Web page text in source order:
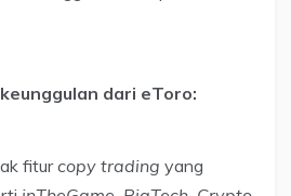
dari eToro:
fiturcopy trading yang